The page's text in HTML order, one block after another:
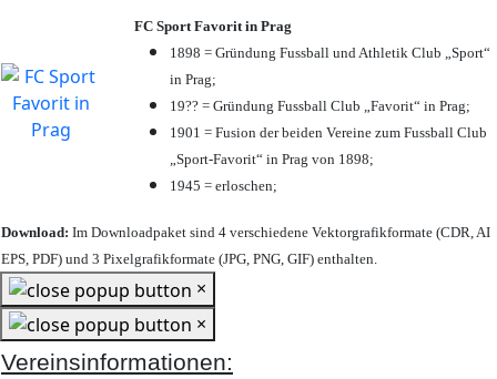
FC Sport Favorit in Prag
1898 = Gründung Fussball und Athletik Club „Sport“
in Prag;
19?? = Gründung Fussball Club „Favorit“ in Prag;
1901 = Fusion der beiden Vereine zum Fussball Club
„Sport-Favorit“ in Prag von 1898;
1945 = erloschen;
Download: Im Downloadpaket sind 4 verschiedene Vektorgrafikformate (CDR, AI
EPS, PDF) und 3 Pixelgrafikformate (JPG, PNG, GIF) enthalten.
×
×
Vereinsinformationen: